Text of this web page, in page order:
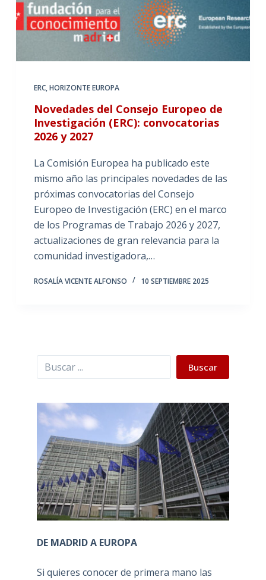
ERC,HORIZONTE EUROPA
Novedades del Consejo Europeo de
Investigación (ERC): convocatorias
2026 y 2027
La Comisión Europea ha publicado este
mismo año las principales novedades de las
próximas convocatorias del Consejo
Europeo de Investigación (ERC) en el marco
de los Programas de Trabajo 2026 y 2027,
actualizaciones de gran relevancia para la
comunidad investigadora,…
ROSALÍA VICENTE ALFONSO 10 SEPTIEMBRE 2025
Buscar Buscar
DE MADRID A EUROPA
Si quieres conocer de primera mano las